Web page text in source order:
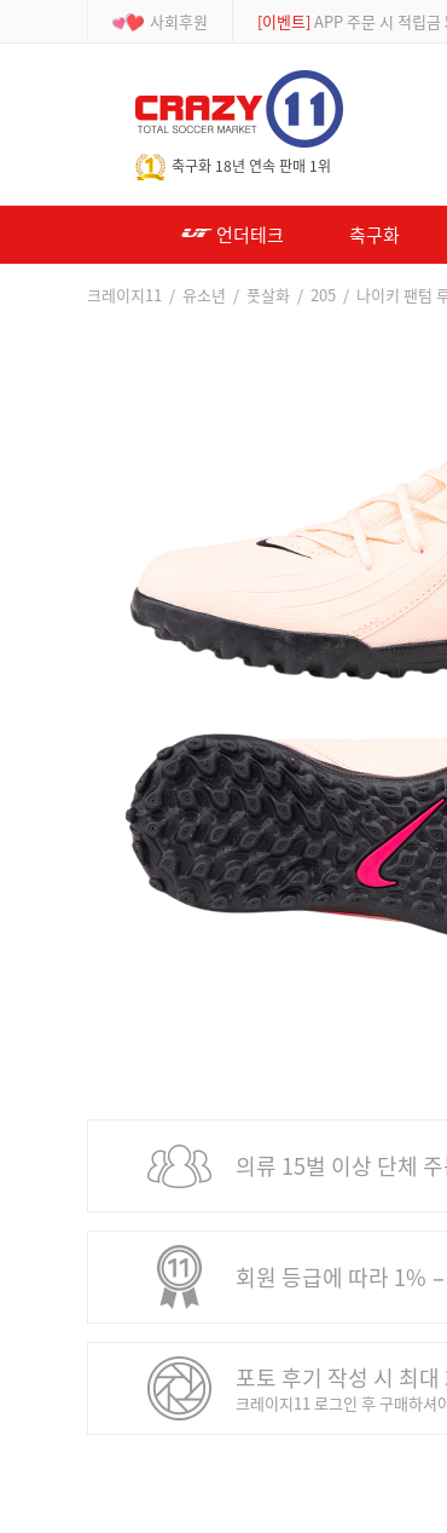
사회후원 [등급제] 회원가입 시 최대
축구화 18년 연속 판매 1위
언더테크 축구화
크레이지11 / 유소년 / 풋살화 / 205 / 나이키 팬텀
의류 15벌 이상 단체
회원 등급에 따라 1%
포토 후기 작성 시 최
크레이지11 로그인 후 구매하셔